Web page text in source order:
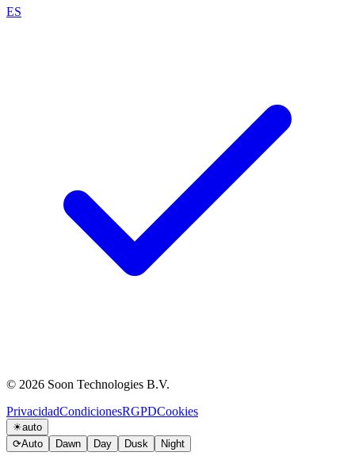
ES
© 2026 Soon Technologies B.V.
PrivacidadCondicionesRGPDCookies
☀auto
⟳Auto Dawn Day Dusk Night